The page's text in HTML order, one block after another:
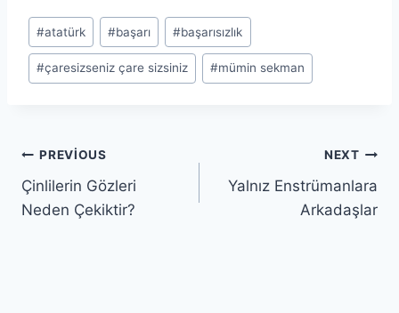
Post
Tags:
#atatürk #başarı #başarısızlık
#çaresizseniz çare sizsiniz #mümin sekman
Yazı
gezinmesi
PREVIOUS
Çinlilerin Gözleri
Neden Çekiktir?
NEXT
Yalnız Enstrümanlara
Arkadaşlar